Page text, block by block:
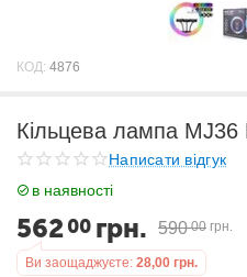
КОД: 4876
Кільцева лампа MJ36
Написати відгук
в наявності
56200 грн. 590 00 грн.
Ви заощаджуєте: 28,00 грн.